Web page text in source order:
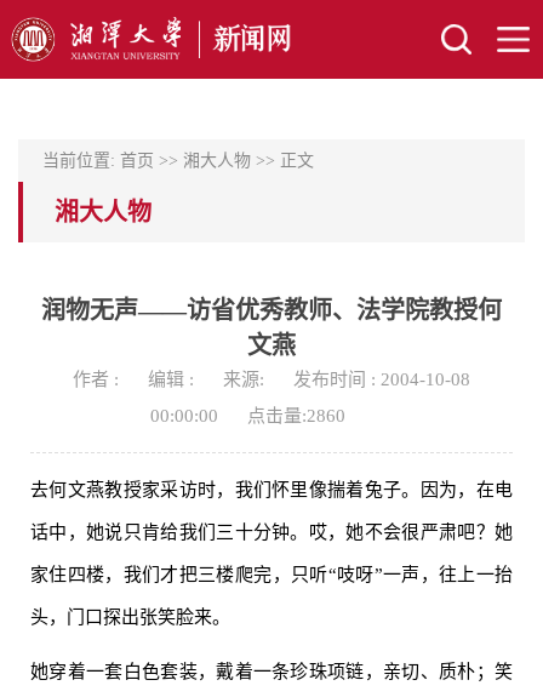
当前位置: 首页 >> 湘大人物 >> 正文
湘大人物
润物无声——访省优秀教师、法学院教授何
文燕
作者 : 编辑 : 来源:
发布时间 : 2004-10-08
00:00:00
点击量:2860
去何文燕教授家采访时，我们怀里像揣着兔子。因为，在电
话中，她说只肯给我们三十分钟。哎，她不会很严肃吧？她
家住四楼，我们才把三楼爬完，只听“吱呀”一声，往上一抬
头，门口探出张笑脸来。
她穿着一套白色套装，戴着一条珍珠项链，亲切、质朴；笑